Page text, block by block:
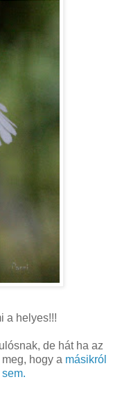
a helyes!!!
de hát ha az
hogy a másikról